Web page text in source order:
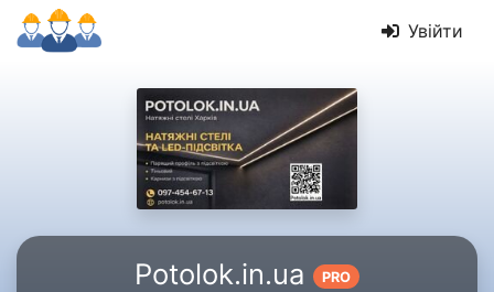
Увійти
Potolok.in.ua PRO